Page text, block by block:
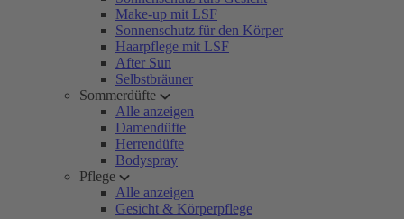
Make-up mit LSF
Sonnenschutz für den Körper
Haarpflege mit LSF
After Sun
Selbstbräuner
Sommerdüfte
Alle anzeigen
Damendüfte
Herrendüfte
Bodyspray
Pflege
Alle anzeigen
Gesicht & Körperpflege